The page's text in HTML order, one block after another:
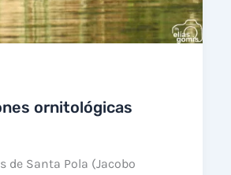
ornitológicas
de Santa Pola (Jacobo